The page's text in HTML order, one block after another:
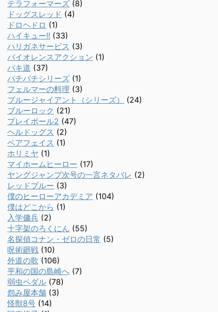
テラフォーマーズ (8)
ドッグスレッド (4)
ドロヘドロ (1)
ハイキュー!! (33)
ハリガネサービス (3)
バイオレンスアクション (1)
バキ道 (37)
バチバチシリーズ (1)
フェルマーの料理 (3)
ブルージャイアント（シリーズ）
(24)
ブルーロック (21)
プレイボール2 (47)
ヘルドッグス (2)
ベアフェイス (1)
ホリミヤ (1)
マイホームヒーロー (17)
ヤングジャンプ次号の一言ネタバレ (2)
レッドブルー (3)
僕のヒーローアカデミア (104)
僕はどこから (1)
入学傭兵 (2)
十字架のろくにん (55)
名探偵コナン・ゼロの日常 (5)
呪術廻戦 (10)
外道の歌 (106)
平和の国の島崎へ (7)
弱虫ペダル (78)
怨み屋本舗 (3)
怪獣8号 (14)